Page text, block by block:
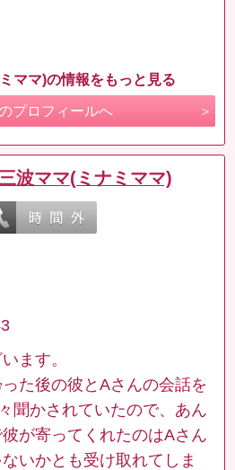
ママ)の情報をもっと見る
プロフィールへ
波ママ(ミナミママ)
ます。
た後の彼とAさんの会話を
聞かされていたので、あん
が寄ってくれたのはAさん
いかとも受け取れてしま